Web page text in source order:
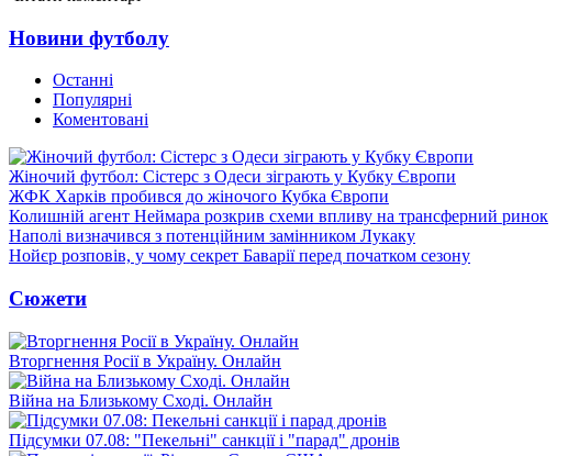
Новини футболу
Останні
Популярні
Коментовані
Жіночий футбол: Сістерс з Одеси зіграють у Кубку Європи
ЖФК Харків пробився до жіночого Кубка Європи
Колишній агент Неймара розкрив схеми впливу на трансферний ринок
Наполі визначився з потенційним замінником Лукаку
Нойєр розповів, у чому секрет Баварії перед початком сезону
Сюжети
Вторгнення Росії в Україну. Онлайн
Війна на Близькому Сході. Онлайн
Підсумки 07.08: "Пекельні" санкції і "парад" дронів